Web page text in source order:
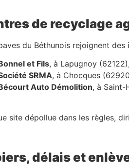
de recyclage
du Béthunois rejoignent
et Fils, à Lapugnoy
SRMA, à Chocques
Auto Démolition, à Saint-
site dépollue dans les règles,
délais et